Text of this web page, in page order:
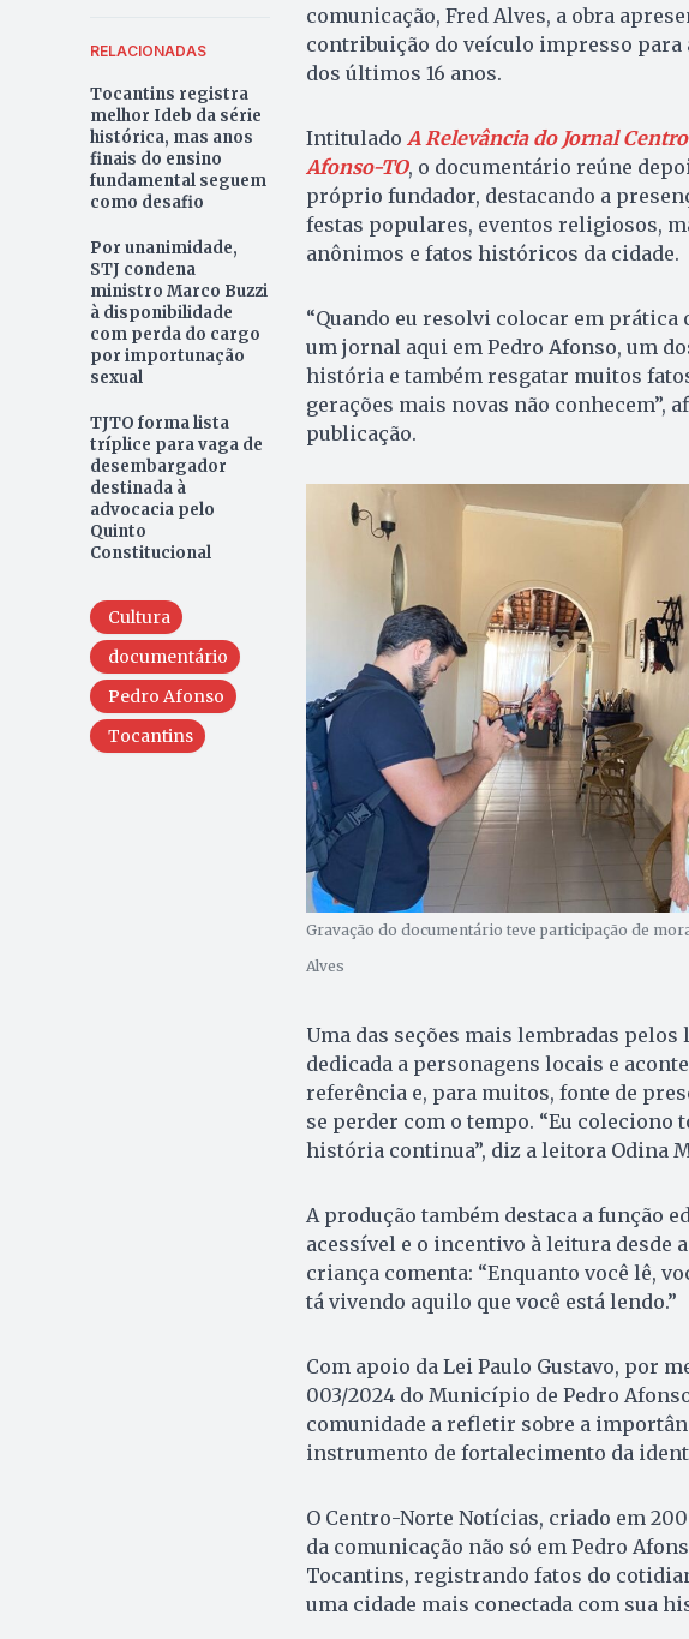
RELACIONADAS
Tocantins registra
melhor Ideb da série
histórica, mas anos
finais do ensino
fundamental seguem
como desafio
Por unanimidade,
STJ condena
ministro Marco Buzzi
à disponibilidade
com perda do cargo
por importunação
sexual
TJTO forma lista
tríplice para vaga de
desembargador
destinada à
advocacia pelo
Quinto
Constitucional
Cultura
documentário
Pedro Afonso
Tocantins
comunicação, Fred Alves, a obra
contribuição do veículo impresso para
dos últimos 16 anos.
Intitulado A Relevância do Jornal
Afonso-TO, o documentário reúne
próprio fundador, destacando a
festas populares, eventos religiosos,
anônimos e fatos históricos da cidade.
“Quando eu resolvi colocar em prática
um jornal aqui em Pedro Afonso, um
história e também resgatar muitos
gerações mais novas não conhecem”,
publicação.
Gravação do documentário teve participação de
Alves
Uma das seções mais lembradas
dedicada a personagens locais e
referência e, para muitos, fonte de
se perder com o tempo. “Eu coleciono
história continua”, diz a leitora Odina
A produção também destaca a função
acessível e o incentivo à leitura desde
criança comenta: “Enquanto você lê,
tá vivendo aquilo que você está lendo.”
Com apoio da Lei Paulo Gustavo, por
003/2024 do Município de Pedro
comunidade a refletir sobre a
instrumento de fortalecimento da
O Centro-Norte Notícias, criado em
da comunicação não só em Pedro
Tocantins, registrando fatos do
uma cidade mais conectada com sua